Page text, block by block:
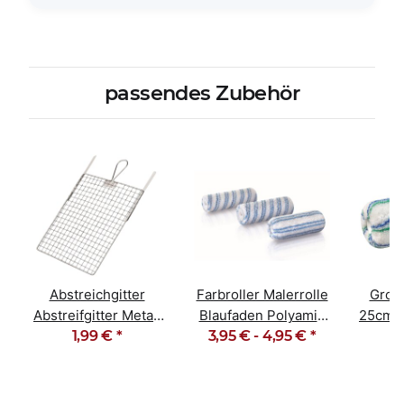
passendes Zubehör
Abstreichgitter
Abstreifgitter Metall
26cm x 30cm
1,99 € *
Farbroller Malerrolle
Blaufaden Polyamid
12mm Florhöhe
3,95 € - 4,95 € *
25cm